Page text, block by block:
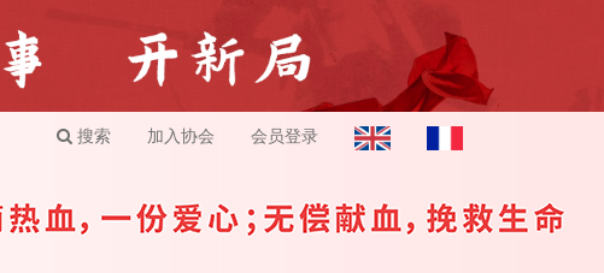
搜索 加入协会 会员登录